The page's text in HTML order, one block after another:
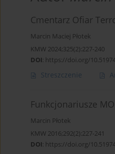
Cmentarz Ofiar
Marcin Maciej Płotek
KMW 2024;325(2):227-240
DOI: https://doi.org/
Streszczenie
Funkcjonariusze
Marcin Płotek
KMW 2016;292(2):227-241
DOI: https://doi.org/